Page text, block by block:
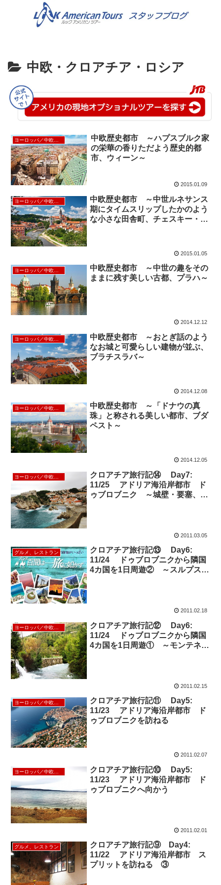
中欧・クロアチア・ロシア
中欧歴史都市 ～ハプスブルク家
の栄華の香りただよう歴史的都
市、ウィーン～
2015.01.09
中欧歴史都市 ～中世ルネサンス
期にタイムスリップしたかのよう
な小さな田舎町、チェスキー・ク
2015.01.05
中欧歴史都市 ～中世の趣をその
ままに残す美しい古都、プラハ～
2014.12.12
中欧歴史都市 ～おとぎ話のよう
なお城と可愛らしい建物が並ぶ、
ブラチスラバ～
2014.12.08
中欧歴史都市 ～「ドナウの真
珠」と称される美しい都市、ブダ
ペスト～
2014.12.05
ヨーロッパ／中欧／北欧
クロアチア旅行記⑭ Day7:
11/25 アドリア海沿岸都市 ド
ゥブロブニク ～城壁・要塞、紛
2011.03.05
グルメ、レストラン
クロアチア旅行記⑬ Day6:
11/24 ドゥブロブニクから隣国
4カ国を1日周遊② ～スルプスカ
2011.02.18
クロアチア旅行記⑫ Day6:
11/24 ドゥブロブニクから隣国
4カ国を1日周遊① ～モンテネグ
2011.02.15
ヨーロッパ／中欧／北欧
クロアチア旅行記⑪ Day5:
11/23 アドリア海沿岸都市 ド
ゥブロブニクを訪ねる
2011.02.07
クロアチア旅行記⑩ Day5:
11/23 アドリア海沿岸都市 ド
ゥブロブニクへ向かう
2011.02.01
グルメ、レストラン
クロアチア旅行記⑨ Day4:
11/22 アドリア海沿岸都市 ス
プリットを訪ねる ③